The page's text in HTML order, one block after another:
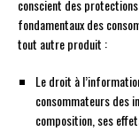
conscient des
fondamentaux des
tout autre produit :
Le droit à
consommateurs des
composition, ses